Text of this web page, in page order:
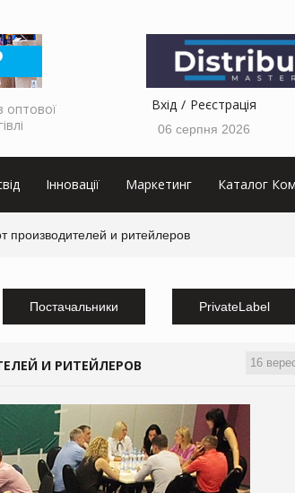
оптової
Вхід Реєстрація
06 серпня 2026
Інновації Маркетинг Каталог
производителей и ритейлеров
Постачальники PrivateLabel
16
И РИТЕЙЛЕРОВ